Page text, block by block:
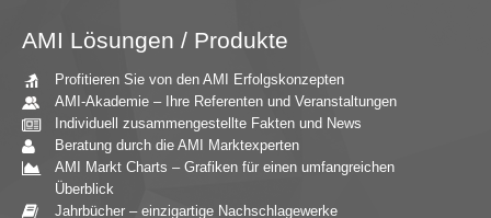
AMI Lösungen / Produkte
Profitieren Sie von den AMI Erfolgskonzepten
AMI-Akademie – Ihre Referenten und Veranstaltungen
Individuell zusammengestellte Fakten und News
Beratung durch die AMI Marktexperten
AMI Markt Charts – Grafiken für einen umfangreichen
Überblick
Jahrbücher – einzigartige Nachschlagewerke